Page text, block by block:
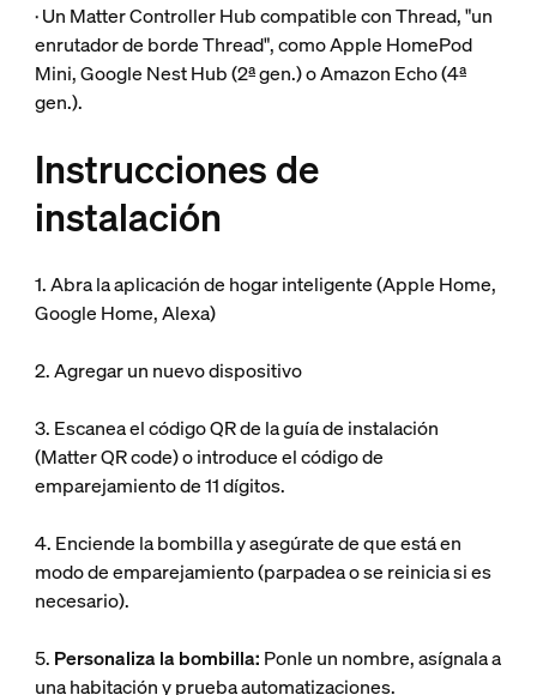
· Un Matter Controller Hub compatible con Thread, "un
enrutador de borde Thread", como Apple HomePod
Mini, Google Nest Hub (2ª gen.) o Amazon Echo (4ª
gen.).
Instrucciones de
instalación
1. Abra la aplicación de hogar inteligente (Apple Home,
Google Home, Alexa)
2. Agregar un nuevo dispositivo
3. Escanea el código QR de la guía de instalación
(Matter QR code) o introduce el código de
emparejamiento de 11 dígitos.
4. Enciende la bombilla y asegúrate de que está en
modo de emparejamiento (parpadea o se reinicia si es
necesario).
5. Personaliza la bombilla: Ponle un nombre, asígnala a
una habitación y prueba automatizaciones.